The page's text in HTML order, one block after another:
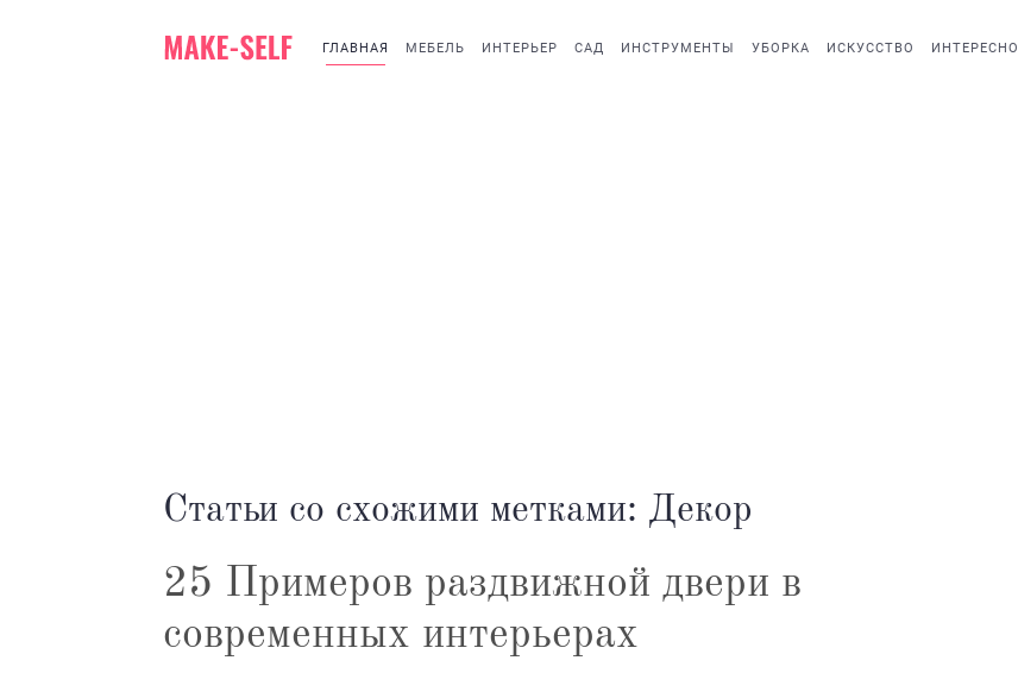
ГЛАВНАЯ МЕБЕЛЬ ИНТЕРЬЕР САД ИНСТРУМЕНТЫ УБОРКА ИСКУССТВО ИНТЕРЕСНО
Статьи со схожими метками: Декор
25 Примеров раздвижной двери в
современных интерьерах